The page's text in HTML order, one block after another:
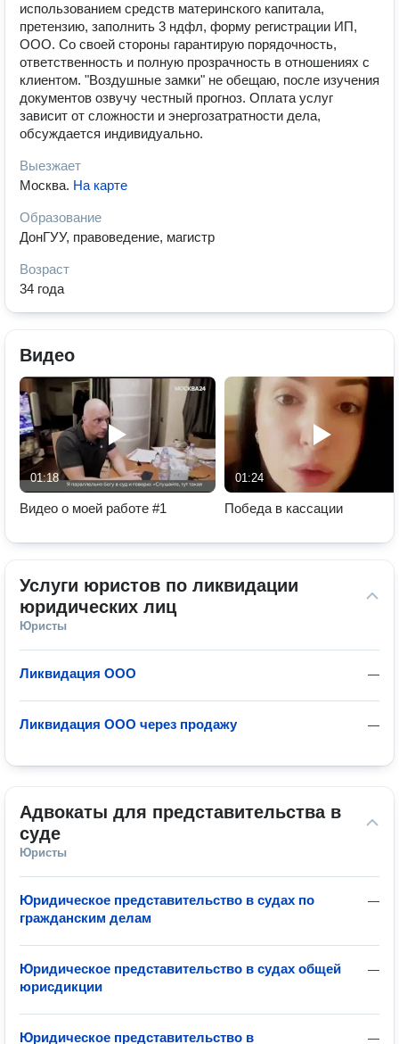
использованием средств материнского капитала,
претензию, заполнить 3 ндфл, форму регистрации ИП,
ООО. Со своей стороны гарантирую порядочность,
ответственность и полную прозрачность в отношениях с
клиентом. "Воздушные замки" не обещаю, после изучения
документов озвучу честный прогноз. Оплата услуг
зависит от сложности и энергозатратности дела,
обсуждается индивидуально.
Выезжает
Москва. На карте
Образование
ДонГУУ, правоведение, магистр
Возраст
34 года
Видео
01:18
Видео о моей работе #1
01:24
Победа в кассации
Услуги юристов по ликвидации
юридических лиц
Юристы
—
Ликвидация ООО
—
Ликвидация ООО через продажу
Адвокаты для представительства в
суде
Юристы
—
Юридическое представительство в судах по
гражданским делам
—
Юридическое представительство в судах общей
юрисдикции
—
Юридическое представительство в